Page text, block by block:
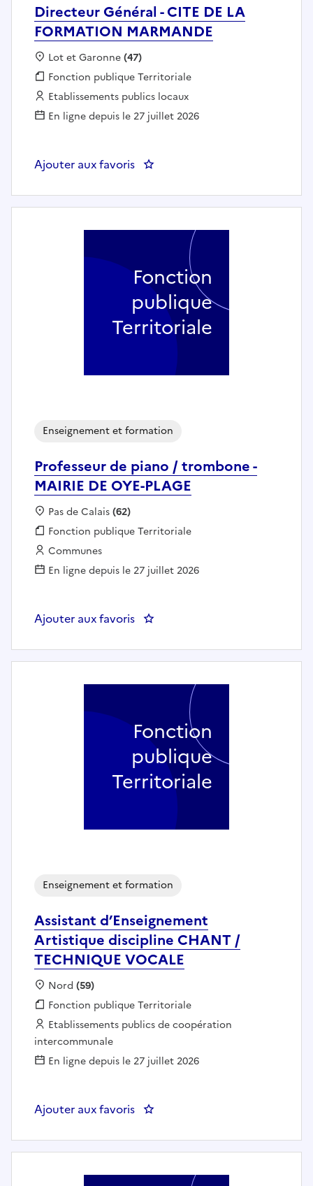
Directeur Général - CITE DE LA
FORMATION MARMANDE
Localisation :
Lot et Garonne(47)
Fonction publique :
Fonction publique Territoriale
Employeur :
Etablissements publics locaux
En ligne depuis le 27 juillet 2026
Ajouter aux favoris : Directeur Général - CITE DE
Professeur de piano / trombone -
MAIRIE DE OYE-PLAGE
Enseignement et formation
Localisation :
Pas de Calais(62)
Fonction publique :
Fonction publique Territoriale
Employeur :
Communes
En ligne depuis le 27 juillet 2026
Ajouter aux favoris : Professeur de piano /
Fonction
publique
Territoriale
Assistant d’Enseignement
Artistique discipline CHANT /
TECHNIQUE VOCALE
Enseignement et formation
Localisation :
Nord (59)
Fonction publique :
Fonction publique Territoriale
Employeur :
Etablissements publics de coopération
intercommunale
En ligne depuis le 27 juillet 2026
Ajouter aux favoris
Fonction
publique
Territoriale